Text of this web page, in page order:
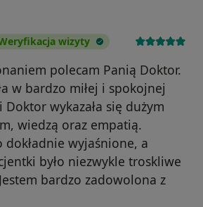
wizyty
polecam Panią Doktor.
w bardzo miłej i spokojnej
wykazała się dużym
wiedzą oraz empatią.
dokładnie wyjaśnione, a
było niezwykle troskliwe
bardzo zadowolona z